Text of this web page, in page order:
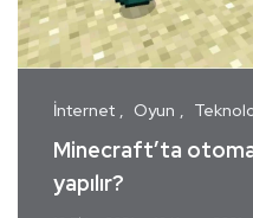
İnternet Oyun
Minecraft’ta
yapılır?